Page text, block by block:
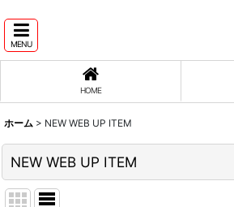
MENU
HOME
ホーム > NEW WEB UP ITEM
NEW WEB UP ITEM